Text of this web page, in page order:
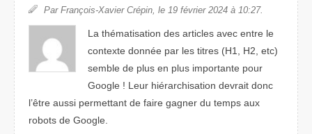
Par François-Xavier Crépin, le 19 février 2024 à 10:27.
La thématisation des articles avec entre le
contexte donnée par les titres (H1, H2, etc)
semble de plus en plus importante pour
Google ! Leur hiérarchisation devrait donc
l’être aussi permettant de faire gagner du temps aux
robots de Google.